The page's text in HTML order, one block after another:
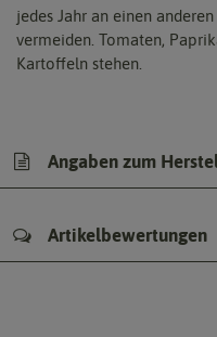
jedes Jahr an einen
vermeiden. Tomaten,
Kartoffeln stehen.
Angaben zum
Artikelbewertungen